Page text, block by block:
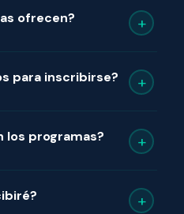
ofrecen? +
para inscribirse? +
los programas? +
+